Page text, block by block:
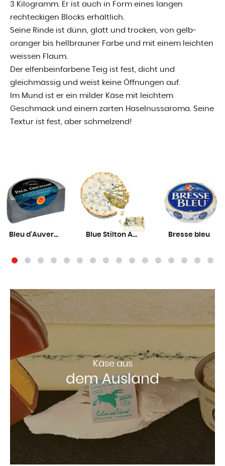
3 Kilogramm. Er ist auch in Form eines langen
rechteckigen Blocks erhältlich.
Seine Rinde ist dünn, glatt und trocken, von gelb-
oranger bis hellbrauner Farbe und mit einem leichten
weissen Flaum.
Der elfenbeinfarbene Teig ist fest, dicht und
gleichmässig und weist keine Öffnungen auf.
Im Mund ist er ein milder Käse mit leichtem
Geschmack und einem zarten Haselnussaroma. Seine
Textur ist fest, aber schmelzend!
Bleu d'Auvergne AOP Dischamp Blue Stilton AOP Bresse bleu
Käse aus
dem Ausland